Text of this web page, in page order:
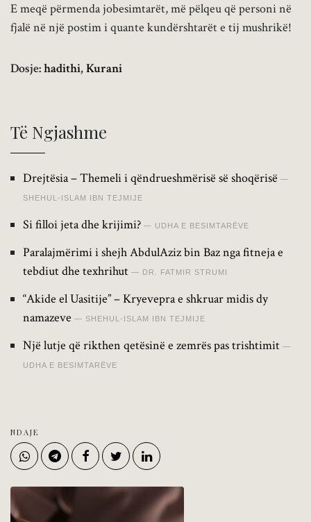
E meqë përmenda jobesimtarët, më pëlqeu që personi në
fjalë në një postim i quante kundërshtarët e tij mushrikë!
Dosje:hadithi,Kurani
Të Ngjashme
Drejtësia – Themeli i qëndrueshmërisë së shoqërisë
SHEHUL-ISLAM IBN TEJMIJE
Si filloi jeta dhe krijimi? UDHA E BESIMTARËVE
Paralajmërimi i shejh AbdulAziz bin Baz nga fitneja e
tebdiut dhe texhrihut
DR. FATMIR STRUMI
“Akide el Uasitije” – Kryevepra e shkruar midis dy
namazeve
SHEHUL-ISLAM IBN TEJMIJE
Një lutje që rikthen qetësinë e zemrës pas trishtimit
UDHA E BESIMTARËVE
NDAJE